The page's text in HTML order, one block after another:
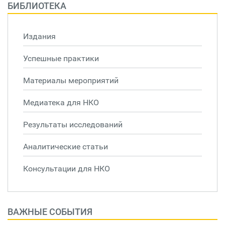
БИБЛИОТЕКА
Издания
Успешные практики
Материалы мероприятий
Медиатека для НКО
Результаты исследований
Аналитические статьи
Консультации для НКО
ВАЖНЫЕ СОБЫТИЯ